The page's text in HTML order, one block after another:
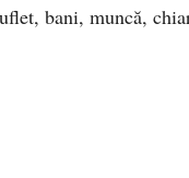
bani, muncă,